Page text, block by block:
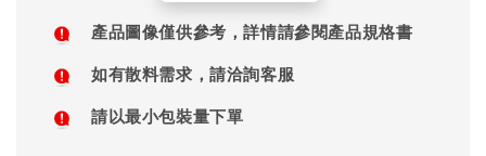
price產品圖像僅供參考，詳情請參閱產品規格書
如有散料需求，請洽詢客服
請以最小包裝量下單